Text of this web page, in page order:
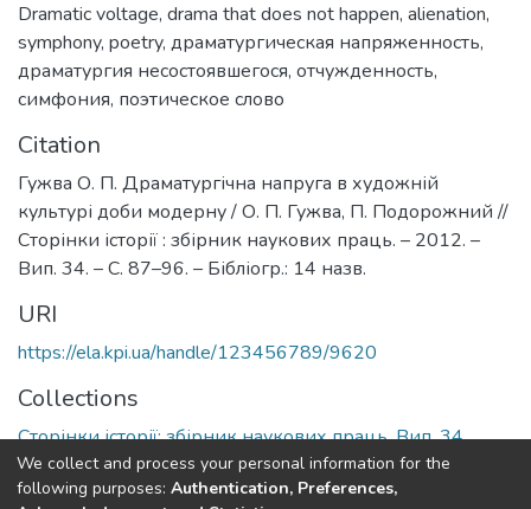
Dramatic voltage, drama that does not happen, alienation,
symphony, poetry, драматургическая напряженность,
драматургия несостоявшегося, отчужденность,
симфония, поэтическое слово
Citation
Гужва О. П. Драматургічна напруга в художній
культурі доби модерну / О. П. Гужва, П. Подорожний //
Сторінки історії : збірник наукових праць. – 2012. –
Вип. 34. – С. 87–96. – Бібліогр.: 14 назв.
URI
https://ela.kpi.ua/handle/123456789/9620
Collections
Сторінки історії: збірник наукових праць, Вип. 34
Full item page
We collect and process your personal information for the
following purposes: Authentication, Preferences,